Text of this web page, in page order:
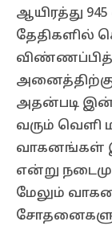
ஆயிரத்து
தேதிகளில்
அதன்படி
வரும் வெளி
வாகனங்கள்
என்று
மேலும்